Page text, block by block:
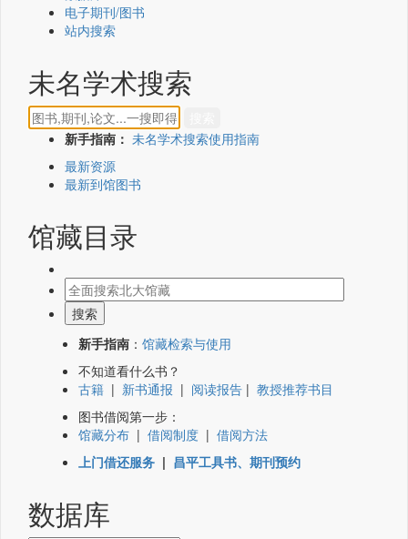
电子期刊/图书
站内搜索
未名学术搜索
新手指南： 未名学术搜索使用指南
最新资源
最新到馆图书
馆藏目录
新手指南 ： 馆藏检索与使用
不知道看什么书？
古籍 | 新书通报 | 阅读报告 | 教授推荐书目
图书借阅第一步：
馆藏分布 | 借阅制度 | 借阅方法
上门借还服务 | 昌平工具书、期刊预约
数据库